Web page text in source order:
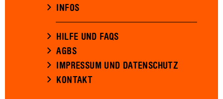
INFOS
HILFE UND FAQS
AGBS
IMPRESSUM UND DATENSCHUTZ
KONTAKT